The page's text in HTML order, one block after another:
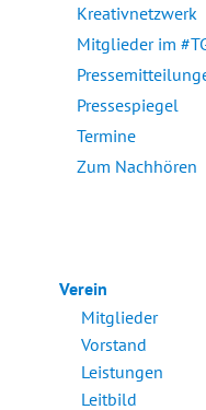
Kreativnetzwerk
Mitglieder im
Pressespiegel
Termine
Zum Nachhören
Verein
Mitglieder
Vorstand
Leistungen
Leitbild